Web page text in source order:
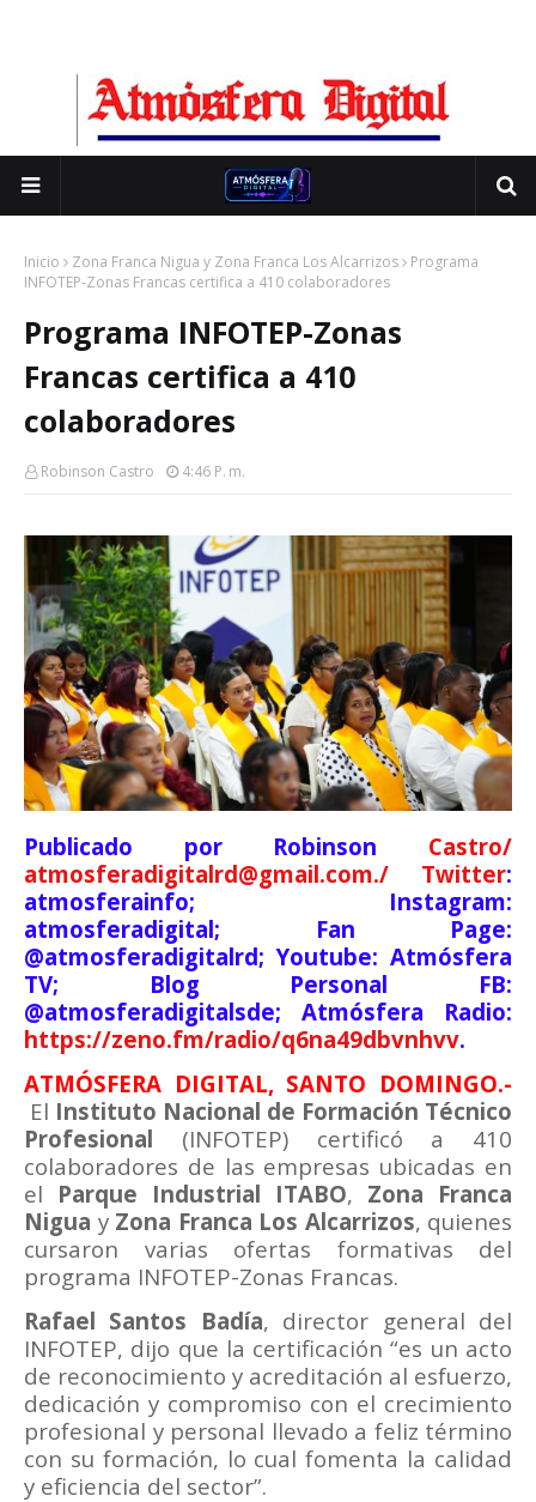
Inicio Zona Franca Nigua y Zona Franca Los Alcarrizos
Programa
INFOTEP-Zonas Francas certifica a 410 colaboradores
Programa INFOTEP-Zonas
Francas certifica a 410
colaboradores
Robinson Castro 4:46 P. M.
Publicado por Robinson Castro/
atmosferadigitalrd@gmail.com./ Twitter:
atmosferainfo; Instagram:
atmosferadigital; Fan Page:
@atmosferadigitalrd; Youtube: Atmósfera
TV; Blog Personal FB:
@atmosferadigitalsde; Atmósfera Radio:
https://zeno.fm/radio/q6na49dbvnhvv.
ATMÓSFERA DIGITAL, SANTO DOMINGO.-
El Instituto Nacional de Formación Técnico
Profesional (INFOTEP) certificó a 410
colaboradores de las empresas ubicadas en
el Parque Industrial ITABO, Zona Franca
Nigua y Zona Franca Los Alcarrizos, quienes
cursaron varias ofertas formativas del
programa INFOTEP-Zonas Francas.
Rafael Santos Badía, director general del
INFOTEP, dijo que la certificación “es un acto
de reconocimiento y acreditación al esfuerzo,
dedicación y compromiso con el crecimiento
profesional y personal llevado a feliz término
con su formación, lo cual fomenta la calidad
y eficiencia del sector”.